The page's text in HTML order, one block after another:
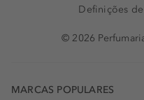
Definições
© 2026
MARCAS POPULARES